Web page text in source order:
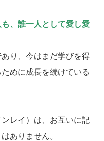
、誰一人として愛し愛
り、今はまだ学びを得
めに成長を続けている
レイ）は、お互いに記
ありません。